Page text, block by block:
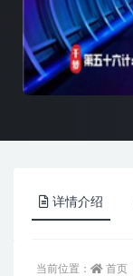
详情介绍
当前位置： 首页